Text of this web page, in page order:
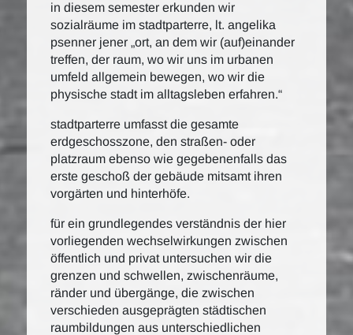
in diesem semester erkunden wir
sozialräume im stadtparterre, lt. angelika
psenner jener „ort, an dem wir (auf)einander
treffen, der raum, wo wir uns im urbanen
umfeld allgemein bewegen, wo wir die
physische stadt im alltagsleben erfahren.“
stadtparterre umfasst die gesamte
erdgeschosszone, den straßen- oder
platzraum ebenso wie gegebenenfalls das
erste geschoß der gebäude mitsamt ihren
vorgärten und hinterhöfe.
für ein grundlegendes verständnis der hier
vorliegenden wechselwirkungen zwischen
öffentlich und privat untersuchen wir die
grenzen und schwellen, zwischenräume,
ränder und übergänge, die zwischen
verschieden ausgeprägten städtischen
raumbildungen aus unterschiedlichen